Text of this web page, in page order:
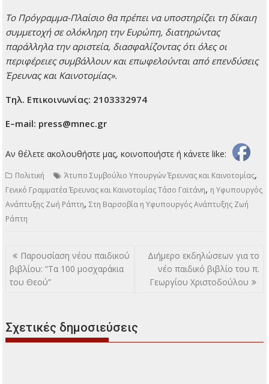
Το Πρόγραμμα-Πλαίσιο θα πρέπει να υποστηρίζει τη δίκαιη
συμμετοχή σε ολόκληρη την Ευρώπη, διατηρώντας
παράλληλα την αριστεία, διασφαλίζοντας ότι όλες οι
περιφέρειες συμβάλλουν και επωφελούνται από επενδύσεις
Έρευνας και Καινοτομίας».
Τηλ. Επικοινωνίας: 2103332974
E–mail: press@mnec.gr
Αν θέλετε ακολουθήστε μας, κοινοποιήστε ή κάνετε like:
Πολιτική Άτυπο Συμβούλιο Υπουργών Έρευνας και Καινοτομίας,
Γενικό Γραμματέα Έρευνας και Καινοτομίας Τάσο Γαϊτάνη, η Υφυπουργός
Ανάπτυξης Ζωή Ράπτη,Στη Βαρσοβία η Υφυπουργός Ανάπτυξης Ζωή
Ράπτη
Πλοήγηση
άρθρων
Παρουσίαση νέου παιδικού
βιβλίου: “Τα 100 μοσχαράκια
του Θεού”
Διήμερο εκδηλώσεων για το
νέο παιδικό βιβλίο του π.
Γεωργίου Χριστοδούλου
Σχετικές δημοσιεύσεις